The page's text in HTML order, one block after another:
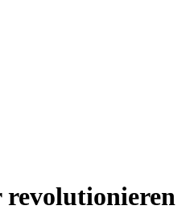
revolutionieren